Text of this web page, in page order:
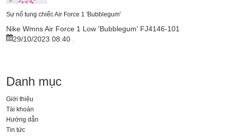
Sự nổ tung chiếc Air Force 1 'Bubblegum'
Nike Wmns Air Force 1 Low 'Bubblegum' FJ4146-101
29/10/2023 08:40
Danh mục
Giới thiệu
Tài khoản
Hướng dẫn
Tin tức